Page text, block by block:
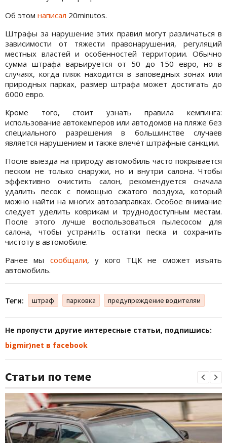
Об этом написал 20minutos.
Штрафы за нарушение этих правил могут различаться в
зависимости от тяжести правонарушения, регуляций
местных властей и особенностей территории. Обычно
сумма штрафа варьируется от 50 до 150 евро, но в
случаях, когда пляж находится в заповедных зонах или
природных парках, размер штрафа может достигать до
6000 евро.
Кроме того, стоит узнать правила кемпинга:
использование автокемперов или автодомов на пляже без
специального разрешения в большинстве случаев
является нарушением и также влечёт штрафные санкции.
После выезда на природу автомобиль часто покрывается
песком не только снаружи, но и внутри салона. Чтобы
эффективно очистить салон, рекомендуется сначала
удалить песок с помощью сжатого воздуха, который
можно найти на многих автозаправках. Особое внимание
следует уделить коврикам и труднодоступным местам.
После этого лучше воспользоваться пылесосом для
салона, чтобы устранить остатки песка и сохранить
чистоту в автомобиле.
Ранее мы сообщали, у кого ТЦК не сможет изъять
автомобиль.
Теги: штраф парковка предупреждение водителям
Не пропусти другие интересные статьи, подпишись:
bigmir)net в facebook
Статьи по теме